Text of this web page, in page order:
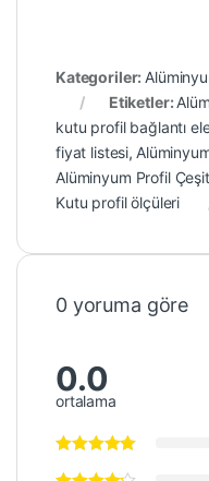
Kategoriler:
Etiketler:
kutu profil bağlantı
fiyat listesi,
Alüminyum Profil
Kutu profil ölçüleri
0 yoruma göre
0.0
ortalama